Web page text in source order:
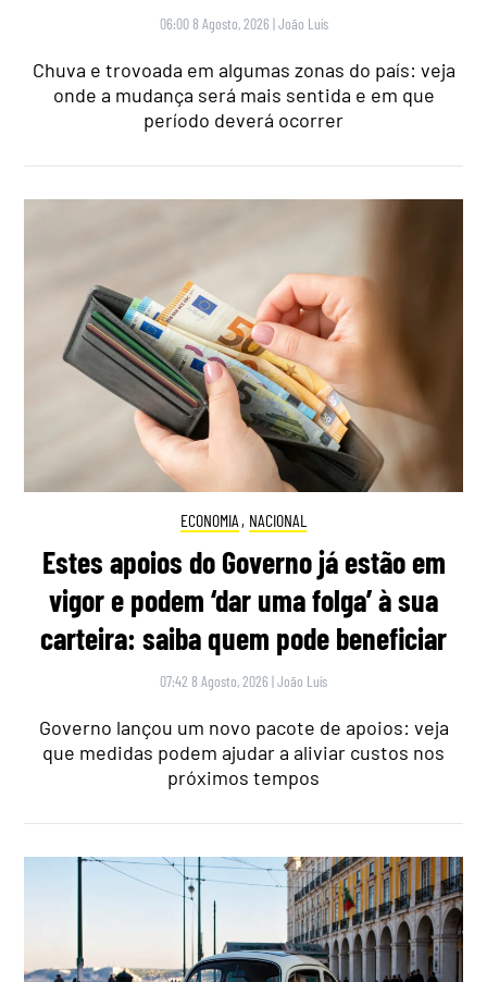
06:00 8 Agosto, 2026 |João Luís
Chuva e trovoada em algumas zonas do país: veja
onde a mudança será mais sentida e em que
período deverá ocorrer
ECONOMIA , NACIONAL
Estes apoios do Governo já estão em
vigor e podem ‘dar uma folga’ à sua
carteira: saiba quem pode beneficiar
07:42 8 Agosto, 2026 |João Luís
Governo lançou um novo pacote de apoios: veja
que medidas podem ajudar a aliviar custos nos
próximos tempos